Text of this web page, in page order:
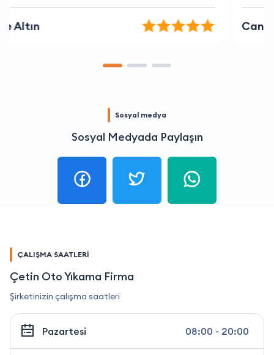
Can Yıldırım
Sosyal medya
Sosyal Medyada Paylaşın
ÇALIŞMA SAATLERİ
Çetin Oto Yıkama Firma
Şirketinizin çalışma saatleri
Pazartesi 08:00 - 20:00